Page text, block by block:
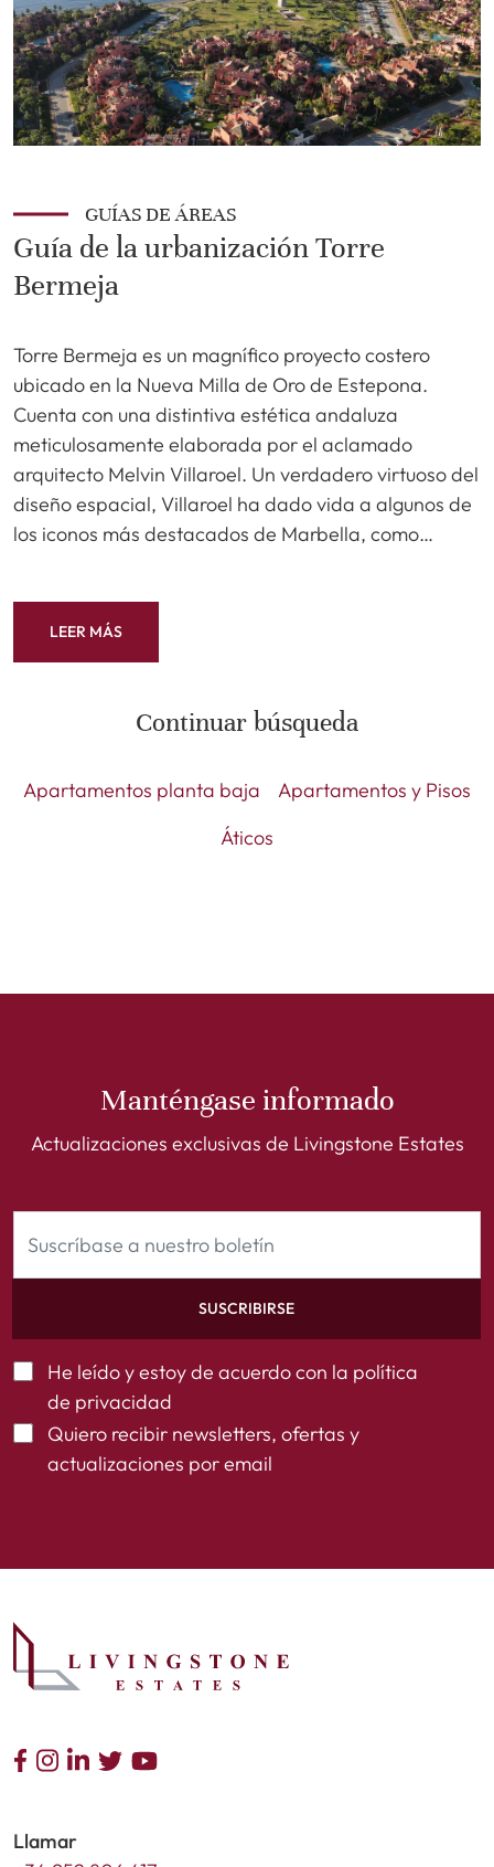
GUÍAS DE ÁREAS
Guía de la urbanización Torre
Bermeja
Torre Bermeja es un magnífico proyecto costero
ubicado en la Nueva Milla de Oro de Estepona.
Cuenta con una distintiva estética andaluza
meticulosamente elaborada por el aclamado
arquitecto Melvin Villaroel. Un verdadero virtuoso del
diseño espacial, Villaroel ha dado vida a algunos de
los iconos más destacados de Marbella, como…
LEER MÁS
Continuar búsqueda
Apartamentos planta baja
Apartamentos y Pisos
Áticos
Manténgase informado
Actualizaciones exclusivas de Livingstone Estates
SUSCRIBIRSE
He leído y estoy de acuerdo con la política
de privacidad
Quiero recibir newsletters, ofertas y
actualizaciones por email
Llamar